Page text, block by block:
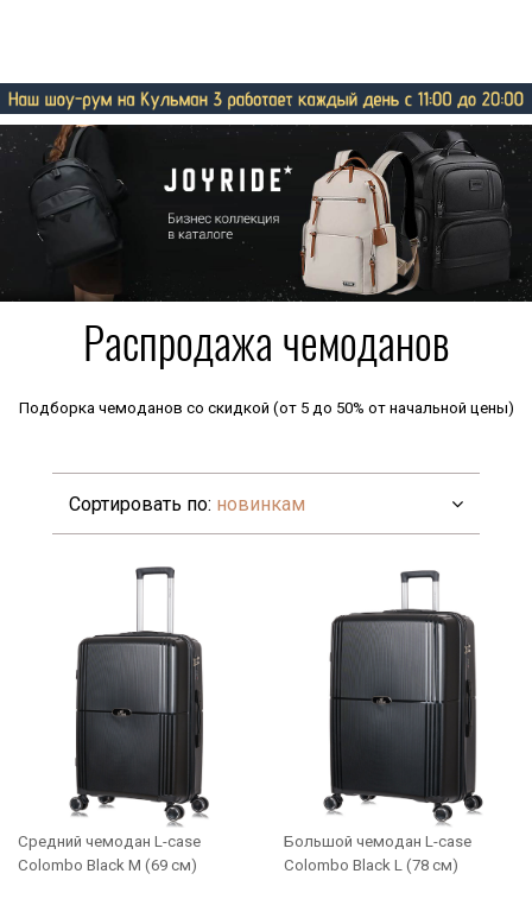
Распродажа чемоданов
Подборка чемоданов со скидкой (от 5 до 50% от начальной цены)
Сортировать по: новинкам
Средний чемодан L-case
Colombo Black M (69 см)
Большой чемодан L-case
Colombo Black L (78 см)